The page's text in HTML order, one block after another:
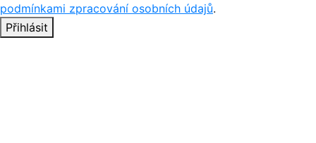
podmínkami zpracování osobních údajů.
Přihlásit